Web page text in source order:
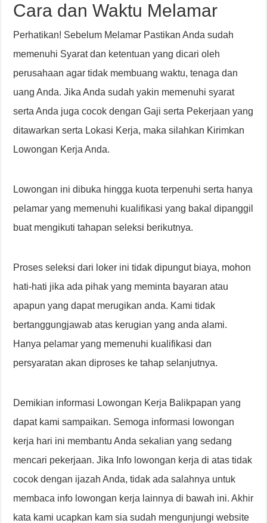
Cara dan Waktu Melamar
Perhatikan! Sebelum Melamar Pastikan Anda sudah
memenuhi Syarat dan ketentuan yang dicari oleh
perusahaan agar tidak membuang waktu, tenaga dan
uang Anda. Jika Anda sudah yakin memenuhi syarat
serta Anda juga cocok dengan Gaji serta Pekerjaan yang
ditawarkan serta Lokasi Kerja, maka silahkan Kirimkan
Lowongan Kerja Anda.
Lowongan ini dibuka hingga kuota terpenuhi serta hanya
pelamar yang memenuhi kualifikasi yang bakal dipanggil
buat mengikuti tahapan seleksi berikutnya.
Proses seleksi dari loker ini tidak dipungut biaya, mohon
hati-hati jika ada pihak yang meminta bayaran atau
apapun yang dapat merugikan anda. Kami tidak
bertanggungjawab atas kerugian yang anda alami.
Hanya pelamar yang memenuhi kualifikasi dan
persyaratan akan diproses ke tahap selanjutnya.
Demikian informasi Lowongan Kerja Balikpapan yang
dapat kami sampaikan. Semoga informasi lowongan
kerja hari ini membantu Anda sekalian yang sedang
mencari pekerjaan. Jika Info lowongan kerja di atas tidak
cocok dengan ijazah Anda, tidak ada salahnya untuk
membaca info lowongan kerja lainnya di bawah ini. Akhir
kata kami ucapkan kam sia sudah mengunjungi website